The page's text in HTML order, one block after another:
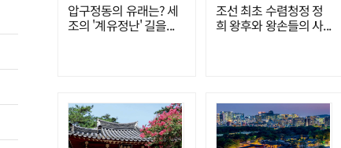
압구정동의 유래는? 세
조의 '계유정난' 길을...
조선 최초 수렴청정 정
희 왕후와 왕손들의 사...